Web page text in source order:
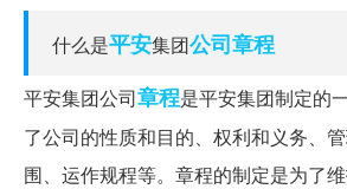
什么是平安集团公司章程
平安集团公司章程是平安集团制定的
了公司的性质和目的、权利和义务、
围、运作规程等。章程的制定是为了